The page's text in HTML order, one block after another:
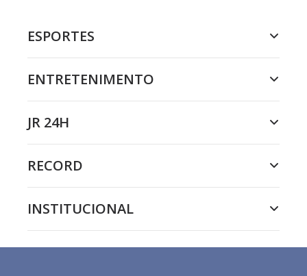
ESPORTES
ENTRETENIMENTO
JR 24H
RECORD
INSTITUCIONAL